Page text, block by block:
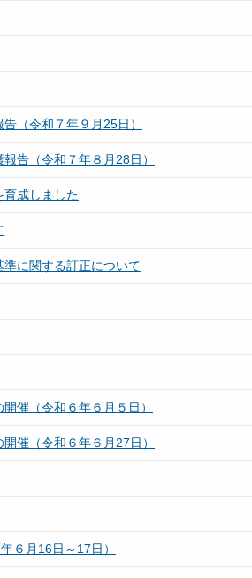
（令和７年９月25日）
告（令和７年８月28日）
育成しました
に関する訂正について
催（令和６年６月５日）
催（令和６年６月27日）
６月16日～17日）